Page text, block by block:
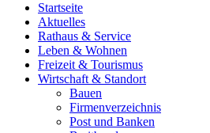
Startseite
Aktuelles
Rathaus & Service
Leben & Wohnen
Freizeit & Tourismus
Wirtschaft & Standort
Bauen
Firmenverzeichnis
Post und Banken